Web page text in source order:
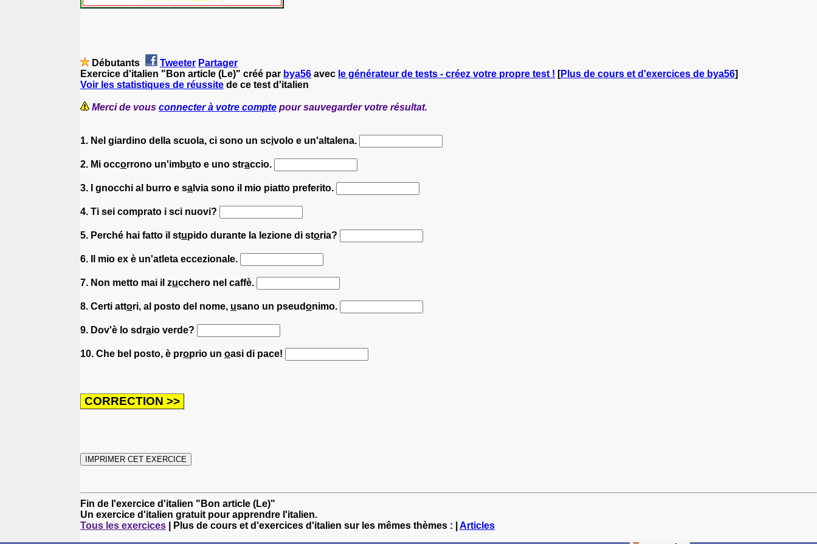
Débutants Tweeter Partager
Exercice d'italien "Bon article (Le)" créé par bya56 avec le générateur de tests - créez votre propre test ! [Plus de cours et d'exercices de bya56]
Voir les statistiques de réussite de ce test d'italien
Merci de vous connecter à votre compte pour sauvegarder votre résultat.
1. Nel giardino della scuola, ci sono un scivolo e un'altalena.
2. Mi occorrono un'imbuto e uno straccio.
3. I gnocchi al burro e sa lvia sono il mio piatto preferito.
4. Ti sei comprato i sci nuovi?
5. Perché hai fatto il stupido durante la lezione di storia?
6. Il mio ex è un'atleta eccezionale.
7. Non metto mai il zucchero nel caffè.
8. Certi attori, al posto del nome, usano un pseudonimo.
9. Dov'è lo sdraio verde?
10. Che bel posto, è proprio un oasi di pace!
Fin de l'exercice d'italien "Bon article (Le)"
Un exercice d'italien gratuit pour apprendre l'italien.
Tous les exercices | Plus de cours et d'exercices d'italien sur les mêmes thèmes : | Articles